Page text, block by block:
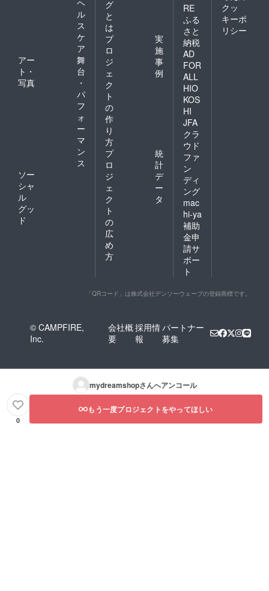
ヘ
ル
ス
ケ
ア
アー
ト・
写真
舞
台
・
パ
フ
ォ
ー
マ
ン
ス
ソー
シャ
ル
グッ
ド
グ
と
は
プ
ロ
ジ
ェ
ク
ト
の
作
り
方
実
施
事
例
プ
ロ
ジ
ェ
ク
ト
の
広
め
方
統
計
デ
ー
タ
RE
ふる
さと
納税
AD
FOR
ALL
HIO
KOS
HI
JFA
クラ
ウド
ファ
ン
ディ
ング
mac
hi-ya
補助
金申
請サ
ポー
ト
クッ
キーポ
リシー
「QRコード」は株式会社デンソーウェーブの登録商標です。
© CAMPFIRE,
Inc.
会社概
要
採用情
報
パートナー
募集
mydreamshopさんへアンコール
0
もう一度プロジェクトをやってほしい